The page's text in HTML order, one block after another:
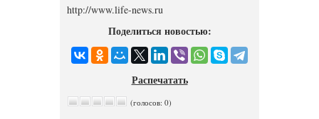
http://www.life-news.ru
Поделиться новостью:
Распечатать
(голосов: 0)